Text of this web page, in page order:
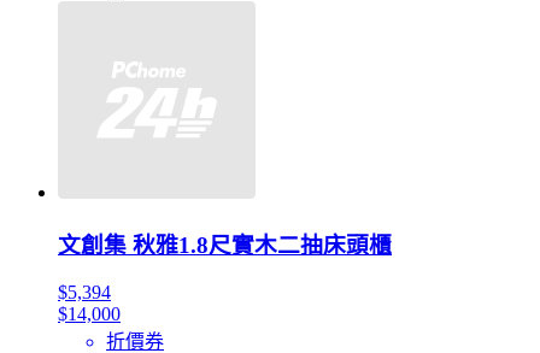
文創集 秋雅1.8尺實木二抽床頭櫃
$5,394
$14,000
折價券